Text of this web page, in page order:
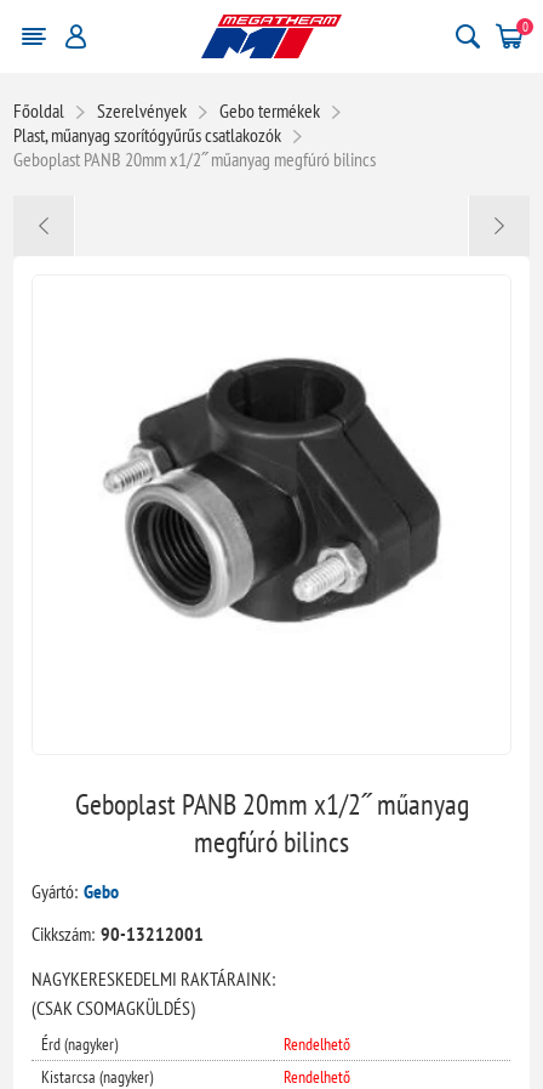
0
Főoldal Szerelvények
Gebo termékek
Plast, műanyag szorítógyűrűs csatlakozók
Geboplast PANB 20mm x1/2˝ műanyag megfúró bilincs
Geboplast PANB 20mm x1/2˝ műanyag
megfúró bilincs
Gyártó: Gebo
Cikkszám: 90-13212001
NAGYKERESKEDELMI RAKTÁRAINK:
(CSAK CSOMAGKÜLDÉS)
Érd (nagyker)
Rendelhető
Kistarcsa (nagyker)
Rendelhető